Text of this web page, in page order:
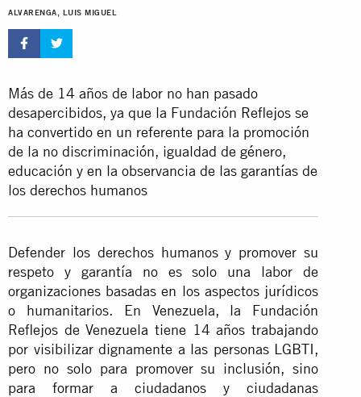
ALVARENGA, LUIS MIGUEL
Más de 14 años de labor no han pasado
desapercibidos, ya que la Fundación Reflejos se
ha convertido en un referente para la promoción
de la no discriminación, igualdad de género,
educación y en la observancia de las garantías de
los derechos humanos
Defender los derechos humanos y promover su
respeto y garantía no es solo una labor de
organizaciones basadas en los aspectos jurídicos
o humanitarios. En Venezuela, la Fundación
Reflejos de Venezuela tiene 14 años trabajando
por visibilizar dignamente a las personas LGBTI,
pero no solo para promover su inclusión, sino
para formar a ciudadanos y ciudadanas